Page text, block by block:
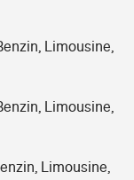
Limousine,
Limousine,
Limousine,